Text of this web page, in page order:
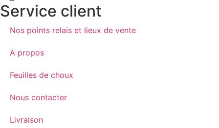
Service client
Nos points relais et lieux de vente
A propos
Feuilles de choux
Nous contacter
Livraison